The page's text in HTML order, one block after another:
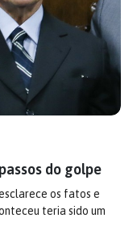
do golpe
os fatos e
teria sido um